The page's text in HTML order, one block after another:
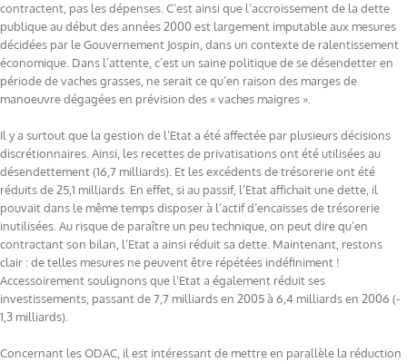
contractent, pas les dépenses. C’est ainsi que l’accroissement de la dette
publique au début des années 2000 est largement imputable aux mesures
décidées par le Gouvernement Jospin, dans un contexte de ralentissement
économique. Dans l’attente, c’est un saine politique de se désendetter en
période de vaches grasses, ne serait ce qu’en raison des marges de
manoeuvre dégagées en prévision des « vaches maigres ».
Il y a surtout que la gestion de l’Etat a été affectée par plusieurs décisions
discrétionnaires. Ainsi, les recettes de privatisations ont été utilisées au
désendettement (16,7 milliards). Et les excédents de trésorerie ont été
réduits de 25,1 milliards. En effet, si au passif, l’Etat affichait une dette, il
pouvait dans le même temps disposer à l’actif d’encaisses de trésorerie
inutilisées. Au risque de paraître un peu technique, on peut dire qu’en
contractant son bilan, l’Etat a ainsi réduit sa dette. Maintenant, restons
clair : de telles mesures ne peuvent être répétées indéfiniment !
Accessoirement soulignons que l’Etat a également réduit ses
investissements, passant de 7,7 milliards en 2005 à 6,4 milliards en 2006 (-
1,3 milliards).
Concernant les ODAC, il est intéressant de mettre en parallèle la réduction